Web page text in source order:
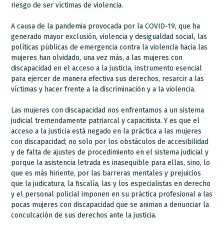
riesgo de ser víctimas de violencia.
A causa de la pandemia provocada por la COVID-19, que ha
generado mayor exclusión, violencia y desigualdad social, las
políticas públicas de emergencia contra la violencia hacia las
mujeres han olvidado, una vez más, a las mujeres con
discapacidad en el acceso a la justicia, instrumento esencial
para ejercer de manera efectiva sus derechos, resarcir a las
víctimas y hacer frente a la discriminación y a la violencia.
Las mujeres con discapacidad nos enfrentamos a un sistema
judicial tremendamente patriarcal y capacitista. Y es que el
acceso a la justicia está negado en la práctica a las mujeres
con discapacidad; no solo por los obstáculos de accesibilidad
y de falta de ajustes de procedimiento en el sistema judicial y
porque la asistencia letrada es inasequible para ellas, sino, lo
que es más hiriente, por las barreras mentales y prejuicios
que la judicatura, la fiscalía, las y los especialistas en derecho
y el personal policial imponen en su práctica profesional a las
pocas mujeres con discapacidad que se animan a denunciar la
conculcación de sus derechos ante la justicia.